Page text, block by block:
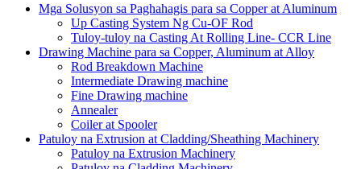
Mga Solusyon sa Paghahagis para sa Copper at Aluminum
Up Casting System Ng Cu-OF Rod
Tuloy-tuloy na Casting At Rolling Line- CCR Line
Drawing Machine para sa Copper, Aluminum at Alloy
Rod Breakdown Machine
Intermediate Drawing machine
Fine Drawing machine
Annealer
Coiler at Spooler
Patuloy na Extrusion at Cladding/Sheathing Machinery
Patuloy na Extrusion Machinery